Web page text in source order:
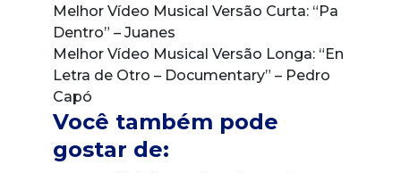
Melhor Vídeo Musical Versão Curta: “Pa
Dentro” – Juanes
Melhor Vídeo Musical Versão Longa: “En
Letra de Otro – Documentary” – Pedro
Capó
Você também pode
gostar de: